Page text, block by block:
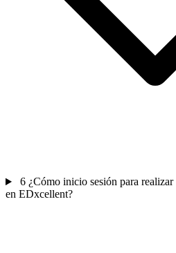
6 ¿Cómo inicio sesión para
en EDxcellent?